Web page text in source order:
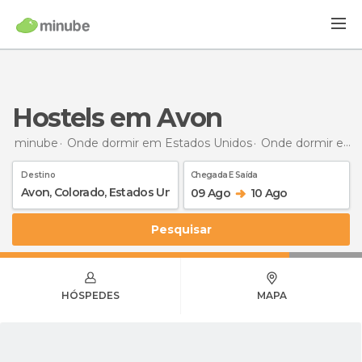
Hostels em Avon
minube Onde dormir em Estados Unidos Onde dormir em Colorado
Destino Chegada E Saída
09 Ago 10 Ago
Pesquisar
HÓSPEDES MAPA